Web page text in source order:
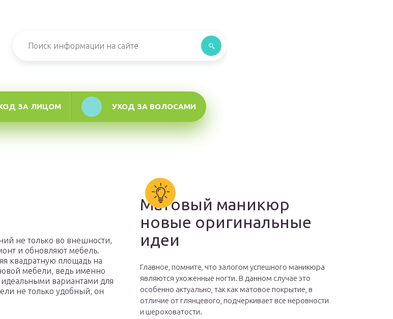
ЗА ЛИЦОМ УХОД ЗА ВОЛОСАМИ
не только во внешности,
и обновляют мебель.
квадратную площадь на
мебели, ведь именно
вариантами для
не только удобный, он
Матовый маникюр
новые оригинальные
идеи
Главное, помните, что залогом успешного маникюра
являются ухоженные ногти. В данном случае это
особенно актуально, так как матовое покрытие, в
отличие от глянцевого, подчеркивает все неровности
и шероховатости.